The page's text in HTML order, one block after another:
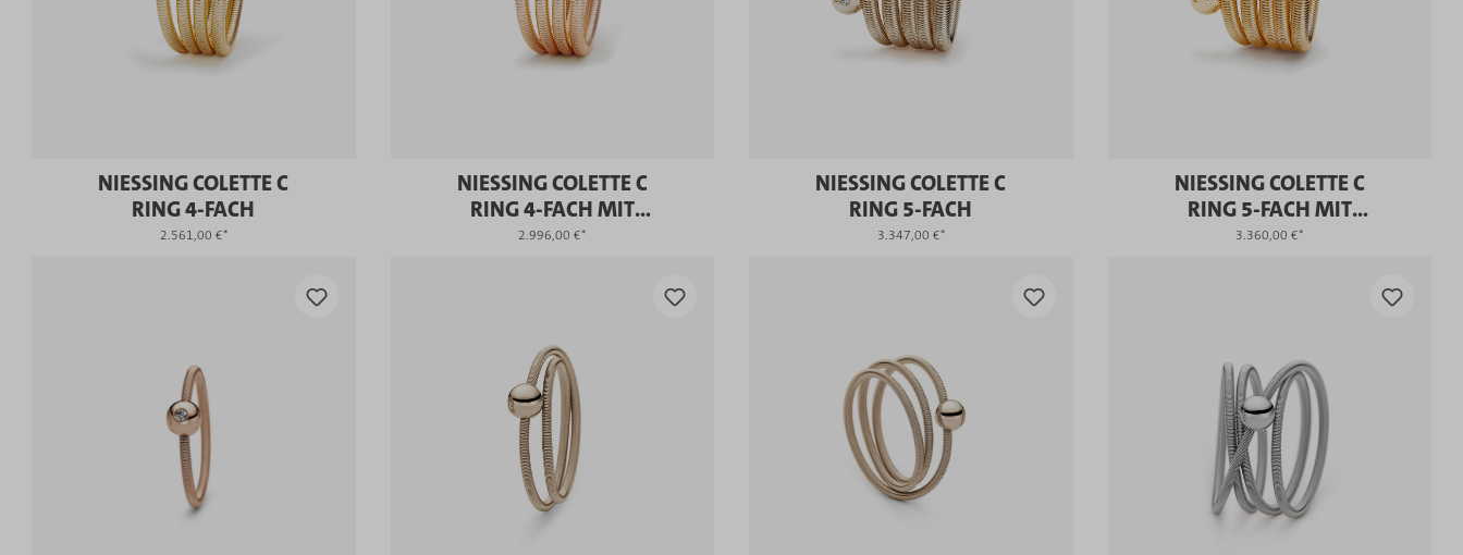
NIESSING COLETTE C
RING 4-FACH
2.561,00 €*
NIESSING COLETTE C
RING 4-FACH MIT
FASSUNG
2.996,00 €*
NIESSING COLETTE C
RING 5-FACH
3.347,00 €*
NIESSING COLETTE C
RING 5-FACH MIT
FASSUNG
3.360,00 €*